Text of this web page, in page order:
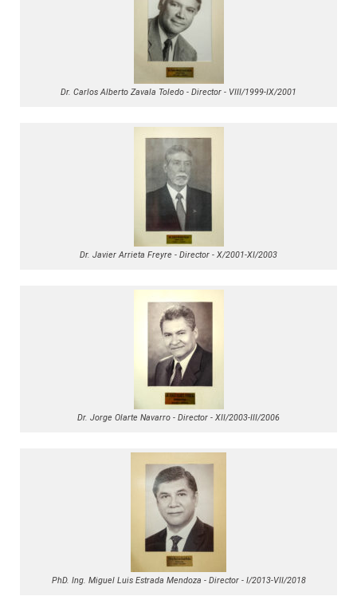
Dr. Carlos Alberto Zavala Toledo - Director - VIII/1999-IX/2001
Dr. Javier Arrieta Freyre - Director - X/2001-XI/2003
Dr. Jorge Olarte Navarro - Director - XII/2003-III/2006
PhD. Ing. Miguel Luis Estrada Mendoza - Director - I/2013-VII/2018